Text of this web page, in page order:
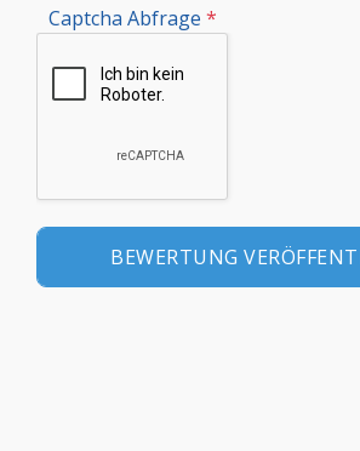
Captcha Abfrage *